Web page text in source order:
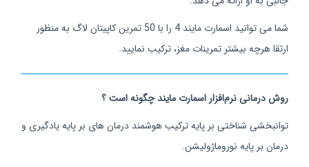
شما می توانید اسمارت مایند 4 را با 50 تمرین کاپیتان لاگ به منظور
ارتقا هرچه بیشتر تمرینات مغز، ترکیب نمایید.
روش درمانی نرم‌افزار اسمارت مایند چگونه است ؟
توانبخشی شناختی بر پایه ترکیب هوشمند درمان های بر پایه یادگیری و
درمان بر پایه نوروماژولیشن.